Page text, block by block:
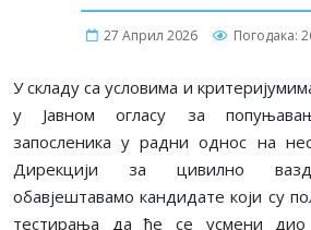
27 Април 2026 Погодака:
У складу са условима и
у Јавном огласу за
запосленика у радни однос на
Дирекцији за цивилно
обавјештавамо кандидате који су
тестирања да ће се усмени дио